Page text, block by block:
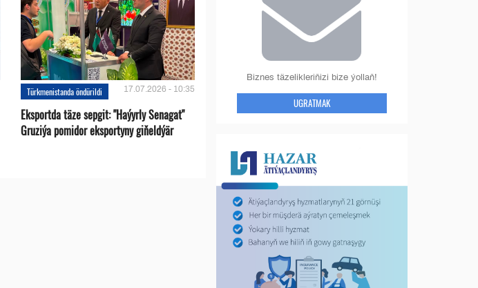
Türkmenistanda öndürildi 17.07.2026 - 10:35
Eksportda täze sepgit: "Haýyrly Senagat"
Gruziýa pomidor eksportyny giňeldýär
Biznes täzelikleriňizi bize ýollaň!
UGRATMAK